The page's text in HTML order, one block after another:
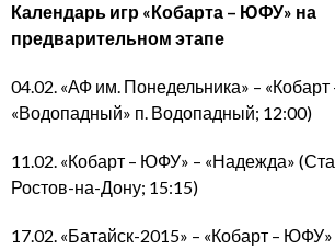
Календарь игр «Кобарта – ЮФУ» на
предварительном этапе
04.02. «АФ им. Понедельника» –
«Водопадный» п. Водопадный; 12:00)
11.02. «Кобарт – ЮФУ» – «Надежда»
Ростов-на-Дону; 15:15)
17.02. «Батайск-2015» – «Кобарт –